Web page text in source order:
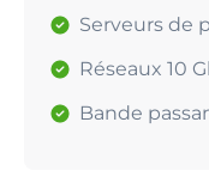
Serveurs de
Réseaux 10
Bande